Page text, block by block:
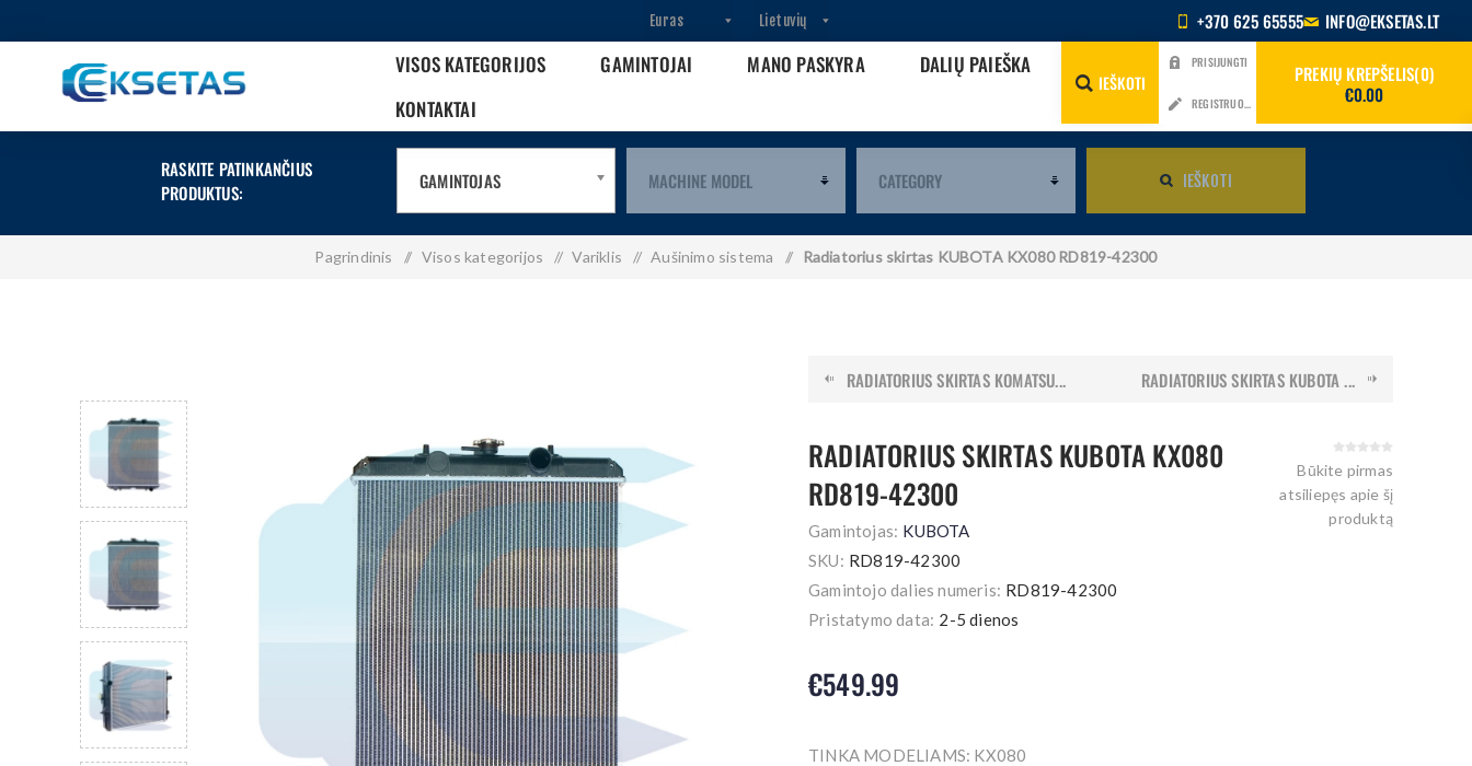
+370 625 65555 INFO@EKSETAS.LT
VISOS KATEGORIJOS GAMINTOJAI MANO PASKYRA
DALIŲ PAIEŠKA
KONTAKTAI
IEŠKOTI
PRISIJUNGTI
REGISTRUOTIS
PREKIŲ KREPŠELIS 0
€0.00
RASKITE PATINKANČIUS
PRODUKTUS:
GAMINTOJAS IEŠKOTI
Pagrindinis / Visos kategorijos / Variklis / Aušinimo sistema / Radiatorius skirtas KUBOTA KX080 RD819-42300
RADIATORIUS SKIRTAS KOMATSU... RADIATORIUS SKIRTAS KUBOTA ...
RADIATORIUS SKIRTAS KUBOTA KX080
RD819-42300
Gamintojas: KUBOTA
SKU: RD819-42300
Gamintojo dalies numeris: RD819-42300
Būkite pirmas
atsiliepęs apie šį
produktą
Pristatymo data: 2-5 dienos
€549.99
TINKA MODELIAMS: KX080